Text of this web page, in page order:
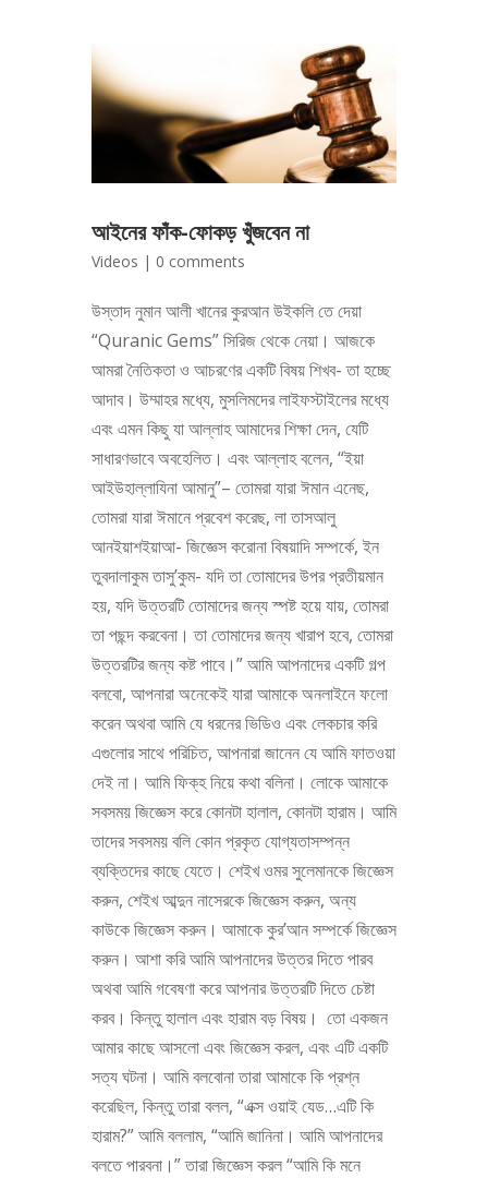
আইনের ফাঁক-ফোকড় খুঁজবেন না
Videos | 0 comments
উস্তাদ নুমান আলী খানের কুরআন উইকলি তে দেয়া
“Quranic Gems” সিরিজ থেকে নেয়া। আজকে
আমরা নৈতিকতা ও আচরণের একটি বিষয় শিখব- তা হচ্ছে
আদাব। উম্মাহর মধ্যে, মুসলিমদের লাইফস্টাইলের মধ্যে
এবং এমন কিছু যা আল্লাহ আমাদের শিক্ষা দেন, যেটি
সাধারণভাবে অবহেলিত। এবং আল্লাহ বলেন, “ইয়া
আইউহাল্লাযিনা আমানু”– তোমরা যারা ঈমান এনেছ,
তোমরা যারা ঈমানে প্রবেশ করেছ, লা তাসআলু
আনইয়াশইয়াআ- জিজ্ঞেস করোনা বিষয়াদি সম্পর্কে, ইন
তুবদালাকুম তাসু’কুম- যদি তা তোমাদের উপর প্রতীয়মান
হয়, যদি উত্তরটি তোমাদের জন্য স্পষ্ট হয়ে যায়, তোমরা
তা পছন্দ করবেনা। তা তোমাদের জন্য খারাপ হবে, তোমরা
উত্তরটির জন্য কষ্ট পাবে।” আমি আপনাদের একটি গল্প
বলবো, আপনারা অনেকেই যারা আমাকে অনলাইনে ফলো
করেন অথবা আমি যে ধরনের ভিডিও এবং লেকচার করি
এগুলোর সাথে পরিচিত, আপনারা জানেন যে আমি ফাতওয়া
দেই না। আমি ফিক্‌হ নিয়ে কথা বলিনা। লোকে আমাকে
সবসময় জিজ্ঞেস করে কোনটা হালাল, কোনটা হারাম। আমি
তাদের সবসময় বলি কোন প্রকৃত যোগ্যতাসম্পন্ন
ব্যক্তিদের কাছে যেতে। শেইখ ওমর সুলেমানকে জিজ্ঞেস
করুন, শেইখ আব্দুন নাসেরকে জিজ্ঞেস করুন, অন্য
কাউকে জিজ্ঞেস করুন। আমাকে কুর’আন সম্পর্কে জিজ্ঞেস
করুন। আশা করি আমি আপনাদের উত্তর দিতে পারব
অথবা আমি গবেষণা করে আপনার উত্তরটি দিতে চেষ্টা
করব। কিন্তু হালাল এবং হারাম বড় বিষয়। তো একজন
আমার কাছে আসলো এবং জিজ্ঞেস করল, এবং এটি একটি
সত্য ঘটনা। আমি বলবোনা তারা আমাকে কি প্রশ্ন
করেছিল, কিন্তু তারা বলল, “এক্স ওয়াই যেড…এটি কি
হারাম?” আমি বললাম, “আমি জানিনা। আমি আপনাদের
বলতে পারবনা।” তারা জিজ্ঞেস করল “আমি কি মনে